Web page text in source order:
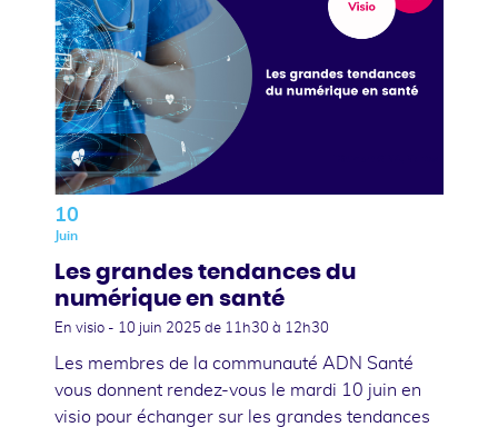
10
Juin
Les grandes tendances du
numérique en santé
En visio - 10 juin 2025 de 11h30 à 12h30
Les membres de la communauté ADN Santé
vous donnent rendez-vous le mardi 10 juin en
visio pour échanger sur les grandes tendances